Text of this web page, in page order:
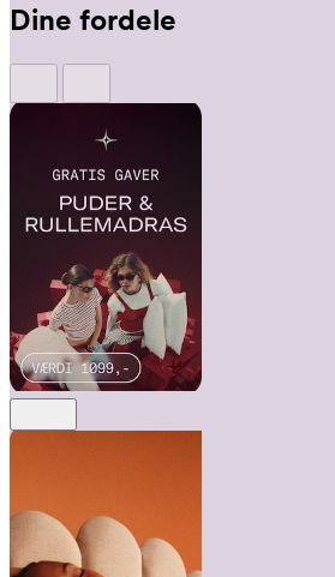
Dine fordele